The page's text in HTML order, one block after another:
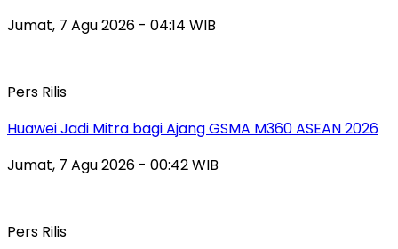
Jumat, 7 Agu 2026 - 04:14 WIB
Pers Rilis
Huawei Jadi Mitra bagi Ajang GSMA M360 ASEAN 2026
Jumat, 7 Agu 2026 - 00:42 WIB
Pers Rilis